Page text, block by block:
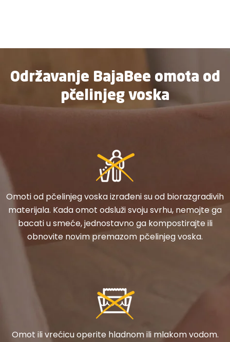
Održavanje BajaBee omota od
pčelinjeg voska
Omoti od pčelinjeg voska izrađeni su od biorazgradivih
materijala. Kada omot odsluži svoju svrhu, nemojte ga
bacati u smeće, jednostavno ga kompostirajte ili
obnovite novim premazom pčelinjeg voska.
Omot ili vrećicu operite hladnom ili mlakom vodom.